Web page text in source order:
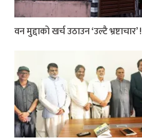
वन मुद्दाको खर्च उठाउन ‘उल्टै भ्रष्टाचार’ !